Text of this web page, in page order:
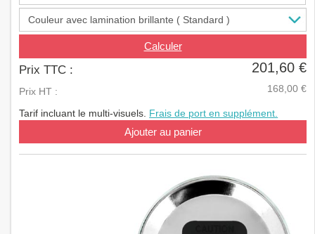
Calculer
Prix TTC : 201,60 €
Prix HT : 168,00 €
Tarif incluant le multi-visuels. Frais de port en supplément.
Ajouter au panier